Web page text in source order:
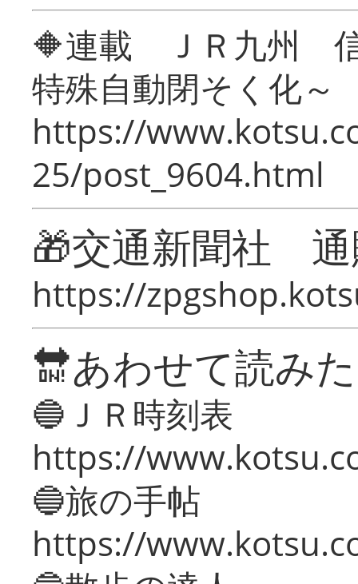
🔶連載 ＪＲ九州 信
特殊自動閉そく化～
https://
25/post_9604.html
🎁交通新聞社
https://
🔛あわせて読み
🔵ＪＲ時刻表
https://
🔵旅の手帖
https://